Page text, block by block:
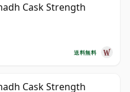
Cask Strength
送料無料
Cask Strength